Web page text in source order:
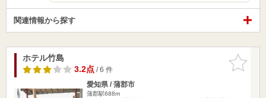
関連情報から探す
お気に入
りに追加
ホテル竹島
3.2点/ 6 件
愛知県 / 蒲郡市
蒲郡駅688m